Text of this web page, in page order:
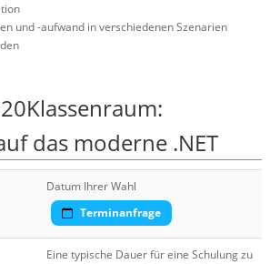
und -aufwand in verschiedenen Szenarien
das moderne .NET
Datum Ihrer Wahl
Terminanfrage
Eine typische Dauer für eine Schulung zu